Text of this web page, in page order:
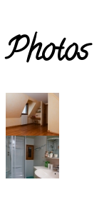
Photos